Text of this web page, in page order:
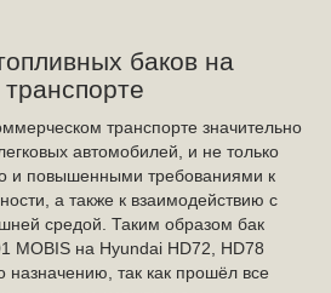
баков на
транспорте значительно
автомобилей, и не только
и повышенными требованиями к
а также к взаимодействию с
средой. Таким образом бак
MOBIS на Hyundai HD72, HD78
назначению, так как прошёл все